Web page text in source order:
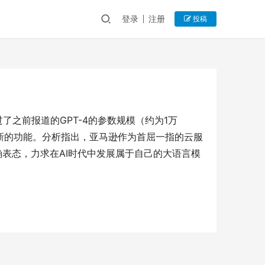
登录 注册 投稿
之前报道的GPT-4的参数规模（约为1万
功能。分析指出，亚马逊作为首屈一指的云服
态，力求在AI时代中发展属于自己的大语言模